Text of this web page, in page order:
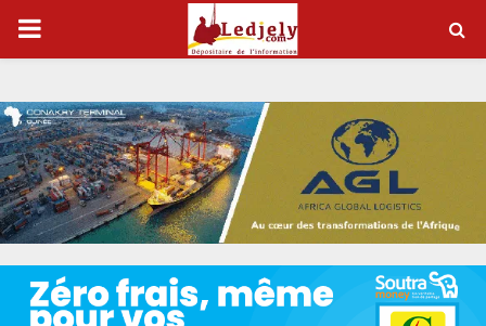
P
I
M
A